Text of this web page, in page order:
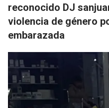
reconocido DJ
violencia de género
embarazada